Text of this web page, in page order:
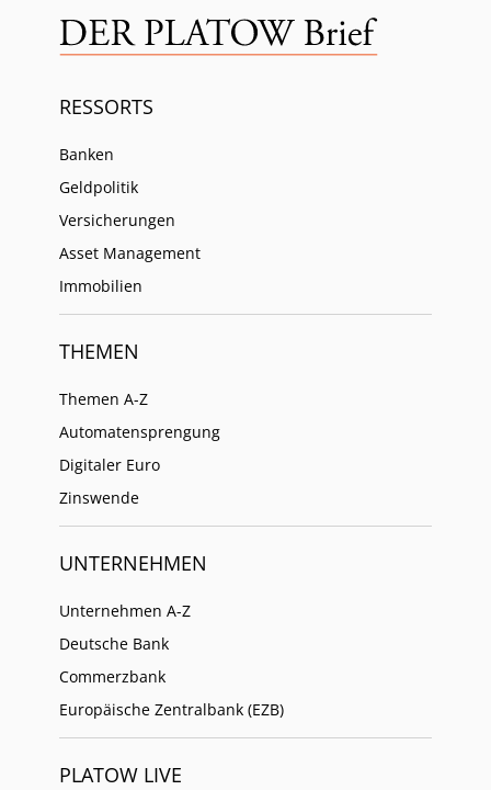
RESSORTS
Banken
Geldpolitik
Versicherungen
Asset Management
Immobilien
THEMEN
Themen A-Z
Automatensprengung
Digitaler Euro
Zinswende
UNTERNEHMEN
Unternehmen A-Z
Deutsche Bank
Commerzbank
Europäische Zentralbank (EZB)
PLATOW LIVE